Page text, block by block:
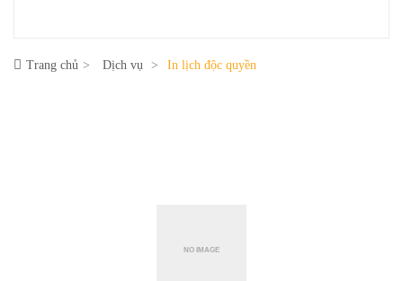
Trang chủ Dịch vụ In lịch độc quyền